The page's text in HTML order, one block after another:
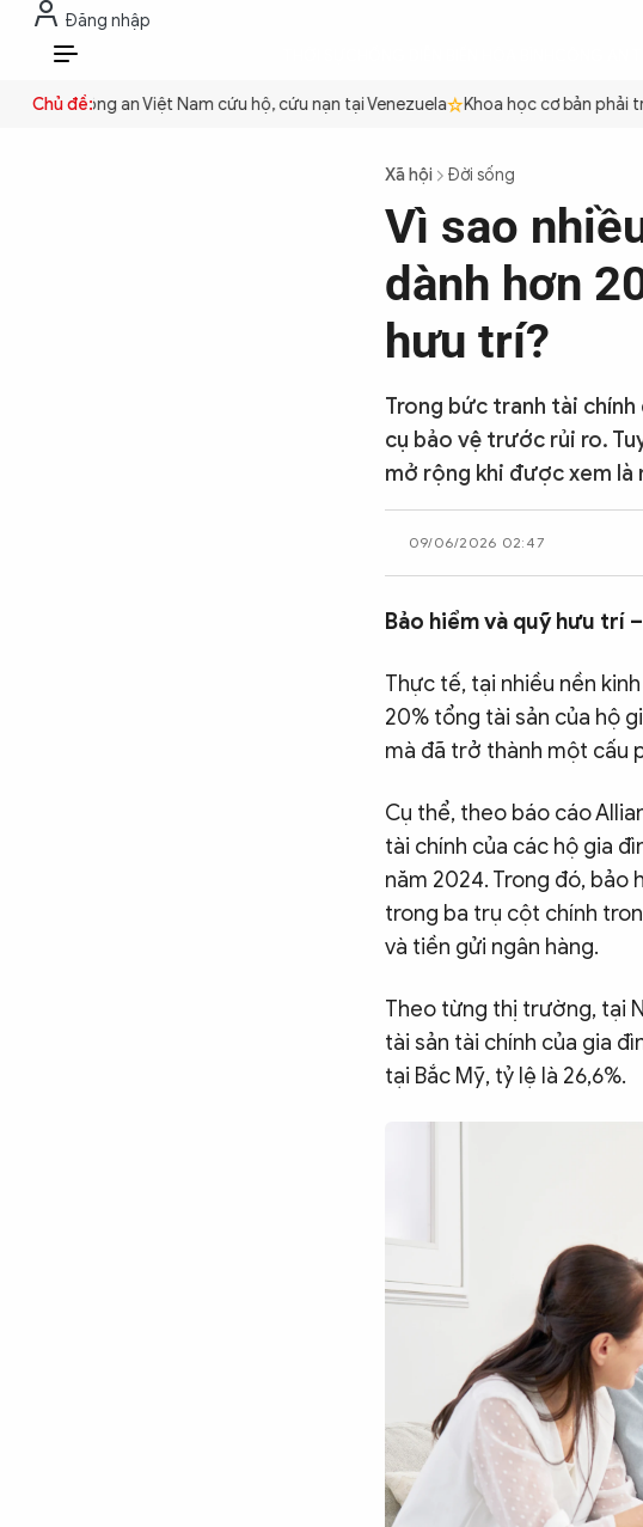
Đăng nhập
VI
Chủ đề:
Công an Việt Nam cứu hộ, cứu nạn tại Venezuela Khoa học cơ bản phải
Xã hội Đời sống
Vì sao
dành hơn
hưu trí?
Trong bức tranh tài
cụ bảo vệ trước rủi ro.
mở rộng khi được xem là
09/06/2026 02:47
Bảo hiểm và quỹ hưu
Thực tế, tại nhiều nền
20% tổng tài sản của hộ
mà đã trở thành một cấu
Cụ thể, theo báo cáo
tài chính của các hộ gia
năm 2024. Trong đó, bảo
trong ba trụ cột chính
và tiền gửi ngân hàng.
Theo từng thị trường, tại
tài sản tài chính của gia
tại Bắc Mỹ, tỷ lệ là 26,6%.